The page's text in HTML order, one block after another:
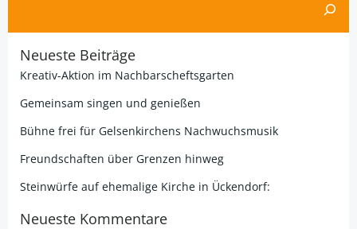
Neueste Beiträge
Kreativ-Aktion im Nachbarscheftsgarten
Gemeinsam singen und genießen
Bühne frei für Gelsenkirchens Nachwuchsmusik
Freundschaften über Grenzen hinweg
Steinwürfe auf ehemalige Kirche in Ückendorf:
Neueste Kommentare